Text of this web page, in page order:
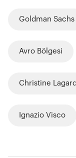
Goldman Sachs
Avro Bölgesi
Christine
Ignazio Visco